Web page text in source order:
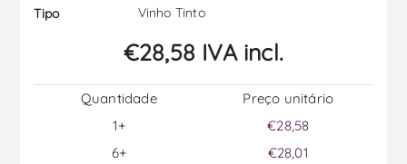
Tipo
Vinho Tinto
€28,58 IVA incl.
Quantidade
1+
6+
Preço unitário
€28,58
€28,01